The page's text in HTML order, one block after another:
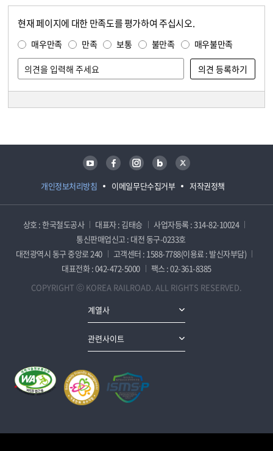
현재 페이지에 대한 만족도를 평가하여 주십시오.
매우만족 만족 보통 불만족 매우불만족
개인정보처리방침 이메일무단수집거부 저작권정책
유튜브 페이스북 인스타그램 블로그 트위터
상호 : 한국철도공사 대표자 : 김태승
사업자등록 : 314-82-10024
통신판매업신고 : 대전 동구-0233호
대전광역시 동구 중앙로 240
고객센터 : 1588-7788(이용료 : 발신자부담)
대표전화 : 042-472-5000
팩스 : 02-361-8385
COPYRIGHT ⓒ KOREA RAILROAD. ALL RIGHTS RESERVED.
계열사
관련사이트